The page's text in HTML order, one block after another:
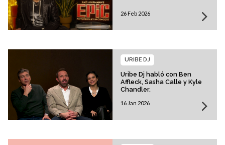
26 Feb 2026
Uribe Dj habló con Ben
Affleck, Sasha Calle y Kyle
Chandler.
URIBE DJ
16 Jan 2026